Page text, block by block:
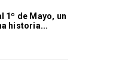
1º de Mayo, un
historia...